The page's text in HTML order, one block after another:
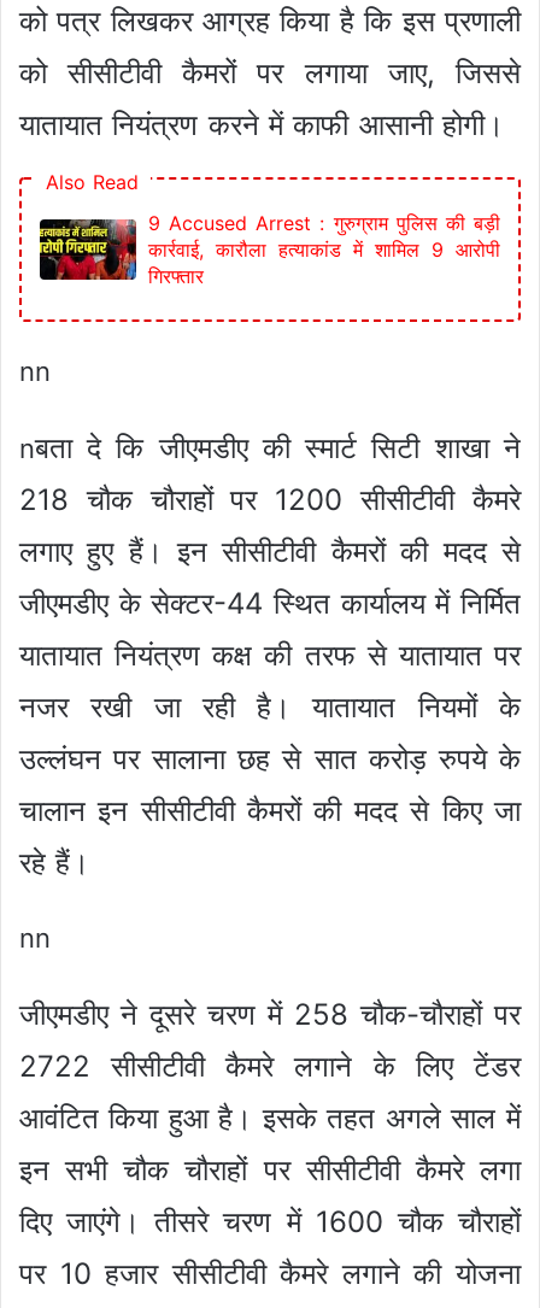
को पत्र लिखकर आग्रह किया है कि इस प्रणाली
को सीसीटीवी कैमरों पर लगाया जाए, जिससे
यातायात नियंत्रण करने में काफी आसानी होगी।
Also Read
9 Accused Arrest : गुरुग्राम पुलिस की बड़ी
कार्रवाई, कारौला हत्याकांड में शामिल 9 आरोपी
गिरफ्तार
nn
nबता दे कि जीएमडीए की स्मार्ट सिटी शाखा ने
218 चौक चौराहों पर 1200 सीसीटीवी कैमरे
लगाए हुए हैं। इन सीसीटीवी कैमरों की मदद से
जीएमडीए के सेक्टर-44 स्थित कार्यालय में निर्मित
यातायात नियंत्रण कक्ष की तरफ से यातायात पर
नजर रखी जा रही है। यातायात नियमों के
उल्लंघन पर सालाना छह से सात करोड़ रुपये के
चालान इन सीसीटीवी कैमरों की मदद से किए जा
रहे हैं।
nn
जीएमडीए ने दूसरे चरण में 258 चौक-चौराहों पर
2722 सीसीटीवी कैमरे लगाने के लिए टेंडर
आवंटित किया हुआ है। इसके तहत अगले साल में
इन सभी चौक चौराहों पर सीसीटीवी कैमरे लगा
दिए जाएंगे। तीसरे चरण में 1600 चौक चौराहों
पर 10 हजार सीसीटीवी कैमरे लगाने की योजना